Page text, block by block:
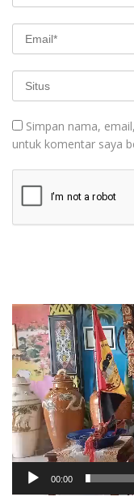
Simpan nama,
untuk komentar saya
Pemutar
Video
00:00